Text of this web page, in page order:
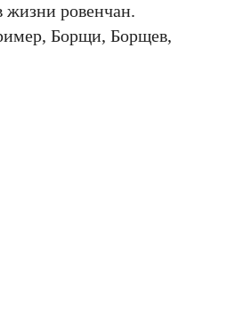
жизни ровенчан.
Борщи, Борщев,